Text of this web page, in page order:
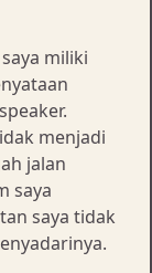
miliki
menjadi
jalan
saya
saya tidak